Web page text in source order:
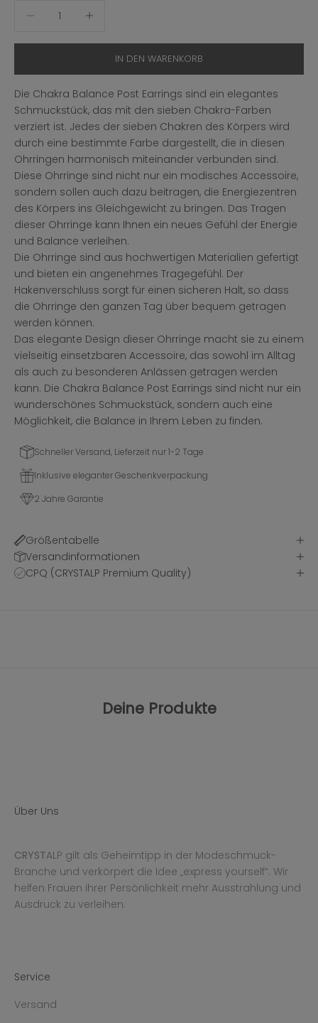
IN DEN WARENKORB
Die Chakra Balance Post Earrings sind ein elegantes
Schmuckstück, das mit den sieben Chakra-Farben
verziert ist. Jedes der sieben Chakren des Körpers wird
durch eine bestimmte Farbe dargestellt, die in diesen
Ohrringen harmonisch miteinander verbunden sind.
Diese Ohrringe sind nicht nur ein modisches Accessoire,
sondern sollen auch dazu beitragen, die Energiezentren
des Körpers ins Gleichgewicht zu bringen. Das Tragen
dieser Ohrringe kann Ihnen ein neues Gefühl der Energie
und Balance verleihen.
Die Ohrringe sind aus hochwertigen Materialien gefertigt
und bieten ein angenehmes Tragegefühl. Der
Hakenverschluss sorgt für einen sicheren Halt, so dass
die Ohrringe den ganzen Tag über bequem getragen
werden können.
Das elegante Design dieser Ohrringe macht sie zu einem
vielseitig einsetzbaren Accessoire, das sowohl im Alltag
als auch zu besonderen Anlässen getragen werden
kann. Die Chakra Balance Post Earrings sind nicht nur ein
wunderschönes Schmuckstück, sondern auch eine
Möglichkeit, die Balance in Ihrem Leben zu finden.
Schneller Versand, Lieferzeit nur 1-2 Tage
Inklusive eleganter Geschenkverpackung
2 Jahre Garantie
Größentabelle
Versandinformationen
CPQ (CRYSTALP Premium Quality)
Deine Produkte
Über Uns
CRYSTALP gilt als Geheimtipp in der Modeschmuck-
Branche und verkörpert die Idee „express yourself“. Wir
helfen Frauen ihrer Persönlichkeit mehr Ausstrahlung und
Ausdruck zu verleihen.
Service
Versand